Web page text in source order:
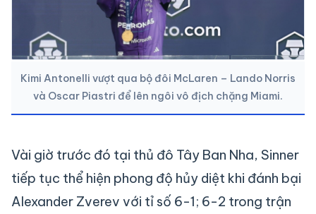
Kimi Antonelli vượt qua bộ đôi McLaren – Lando Norris
và Oscar Piastri để lên ngôi vô địch chặng Miami.
Vài giờ trước đó tại thủ đô Tây Ban Nha, Sinner
tiếp tục thể hiện phong độ hủy diệt khi đánh bại
Alexander Zverev với tỉ số 6-1; 6-2 trong trận